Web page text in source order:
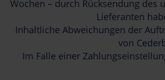
Wochen – durch Rücksendung des
Lieferanten
Inhaltliche Abweichungen der
von
Im Falle einer